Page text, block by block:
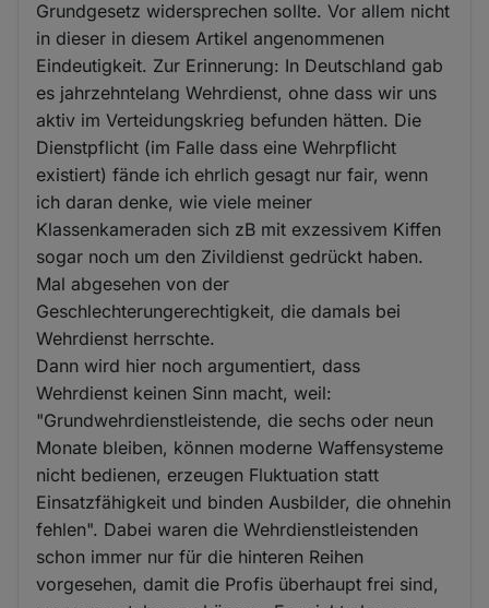
Grundgesetz widersprechen sollte. Vor allem nicht
in dieser in diesem Artikel angenommenen
Eindeutigkeit. Zur Erinnerung: In Deutschland gab
es jahrzehntelang Wehrdienst, ohne dass wir uns
aktiv im Verteidungskrieg befunden hätten. Die
Dienstpflicht (im Falle dass eine Wehrpflicht
existiert) fände ich ehrlich gesagt nur fair, wenn
ich daran denke, wie viele meiner
Klassenkameraden sich zB mit exzessivem Kiffen
sogar noch um den Zivildienst gedrückt haben.
Mal abgesehen von der
Geschlechterungerechtigkeit, die damals bei
Wehrdienst herrschte.
Dann wird hier noch argumentiert, dass
Wehrdienst keinen Sinn macht, weil:
"Grundwehrdienstleistende, die sechs oder neun
Monate bleiben, können moderne Waffensysteme
nicht bedienen, erzeugen Fluktuation statt
Einsatzfähigkeit und binden Ausbilder, die ohnehin
fehlen". Dabei waren die Wehrdienstleistenden
schon immer nur für die hinteren Reihen
vorgesehen, damit die Profis überhaupt frei sind,